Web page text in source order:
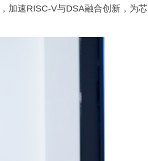
加速RISC-V与DSA融合创新，为芯